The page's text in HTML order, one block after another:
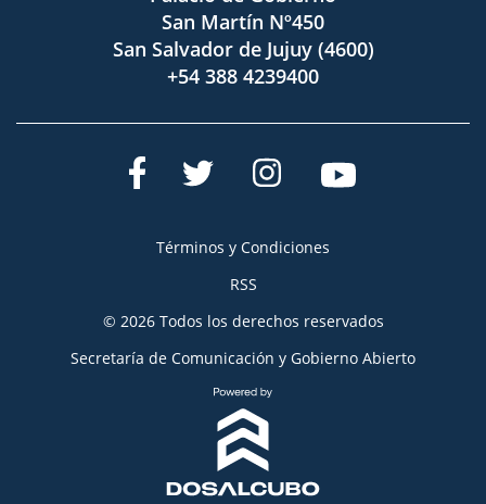
San Martín Nº450
San Salvador de Jujuy (4600)
+54 388 4239400
Términos y Condiciones
RSS
© 2026 Todos los derechos reservados
Secretaría de Comunicación y Gobierno Abierto